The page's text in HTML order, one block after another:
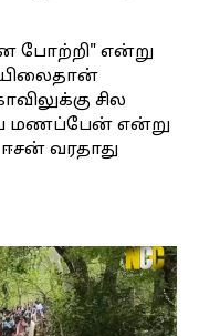
போற்றி" என்று
சில
மணப்பேன் என்று
வரதாது